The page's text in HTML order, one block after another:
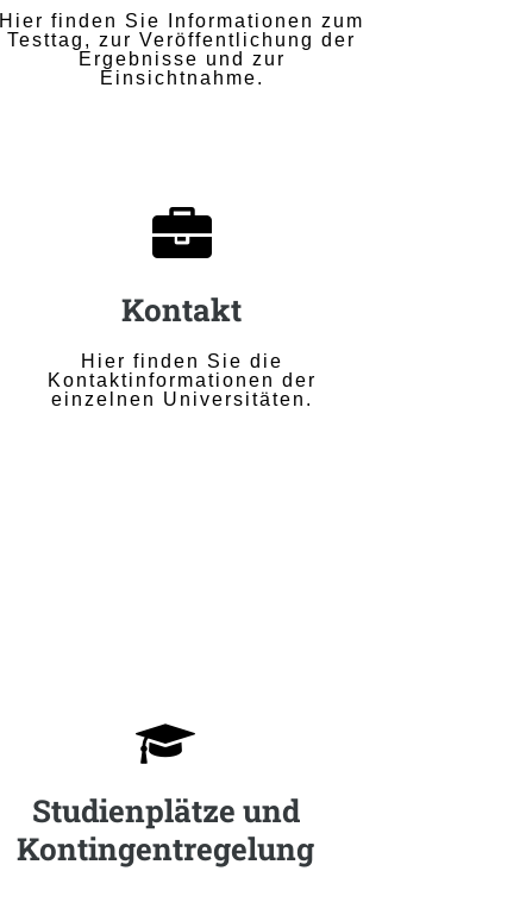
Hier finden Sie Informationen zum
Testtag, zur Veröffentlichung der
Ergebnisse und zur
Einsichtnahme.

Kontakt
Hier finden Sie die
Kontaktinformationen der
einzelnen Universitäten.

Studienplätze und
Kontingentregelung